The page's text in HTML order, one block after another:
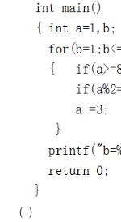
（ ）